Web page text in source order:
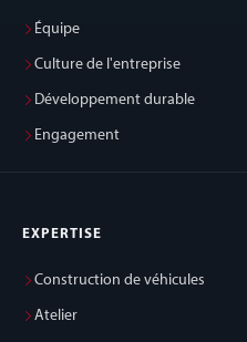
Équipe
Culture de l'entreprise
Développement durable
Engagement
EXPERTISE
Construction de véhicules
Atelier